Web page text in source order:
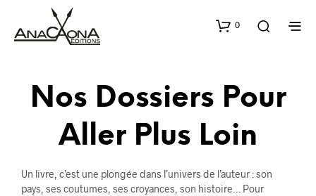
0
Nos Dossiers Pour
Aller Plus Loin
Un livre, c’est une plongée dans l’univers de l’auteur : son
pays, ses coutumes, ses croyances, son histoire… Pour